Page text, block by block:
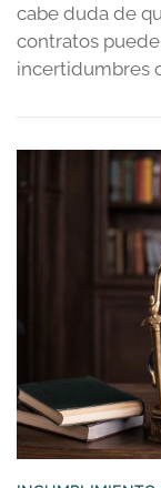
cabe duda de
contratos
incertidumbres